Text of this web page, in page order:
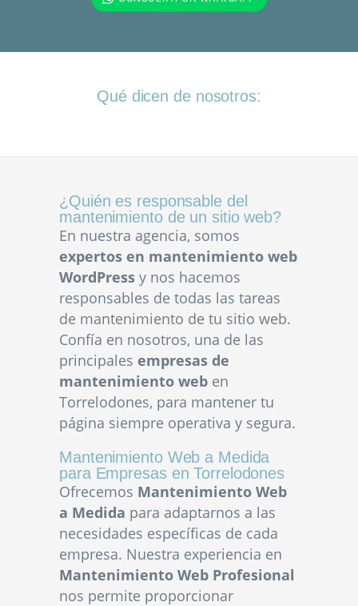
Qué dicen de nosotros:
¿Quién es responsable del
mantenimiento de un sitio web?
En nuestra agencia, somos
expertos en mantenimiento web
WordPress y nos hacemos
responsables de todas las tareas
de mantenimiento de tu sitio web.
Confía en nosotros, una de las
principales empresas de
mantenimiento web en
Torrelodones, para mantener tu
página siempre operativa y segura.
Mantenimiento Web a Medida
para Empresas en Torrelodones
Ofrecemos Mantenimiento Web
a Medida para adaptarnos a las
necesidades específicas de cada
empresa. Nuestra experiencia en
Mantenimiento Web Profesional
nos permite proporcionar